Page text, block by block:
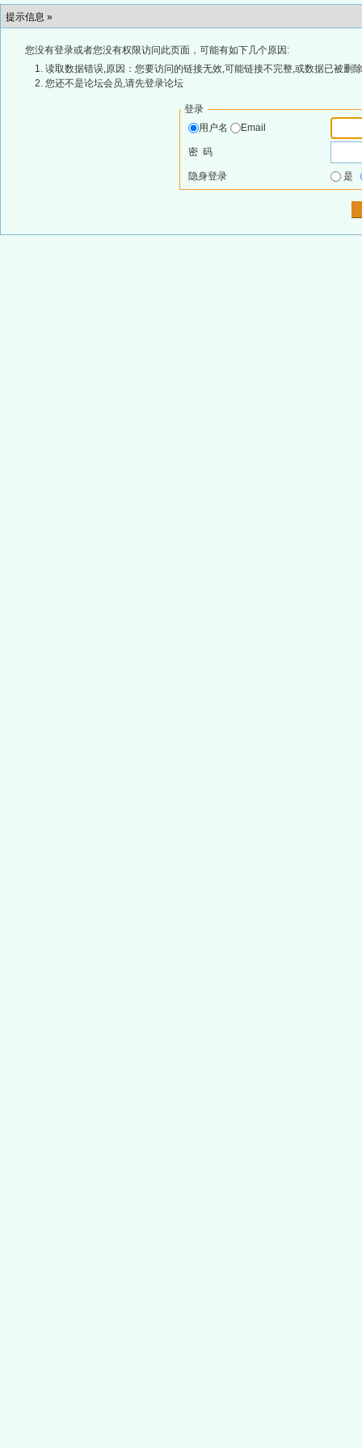
提示信息 »
您没有登录或者您没有权限访问此页面，可能有如下几个原因:
读取数据错误,原因：您要访问的链接无效,可能链接不完整,或数据已被删
您还不是论坛会员,请先登录论坛
登录
用户名
Email
密 码
隐身登录 是